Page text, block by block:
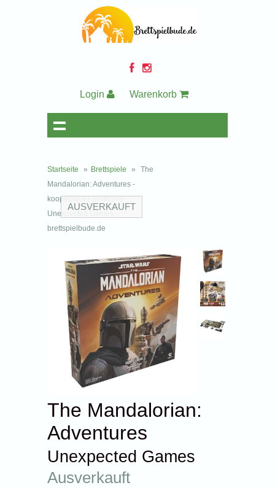
Login Warenkorb
Startseite » Brettspiele »
The
Mandalorian: Adventures -
kooperatives Brettspiel -
Unexpected Games -
brettspielbude.de
AUSVERKAUFT
The Mandalorian:
Adventures
Unexpected Games
Ausverkauft